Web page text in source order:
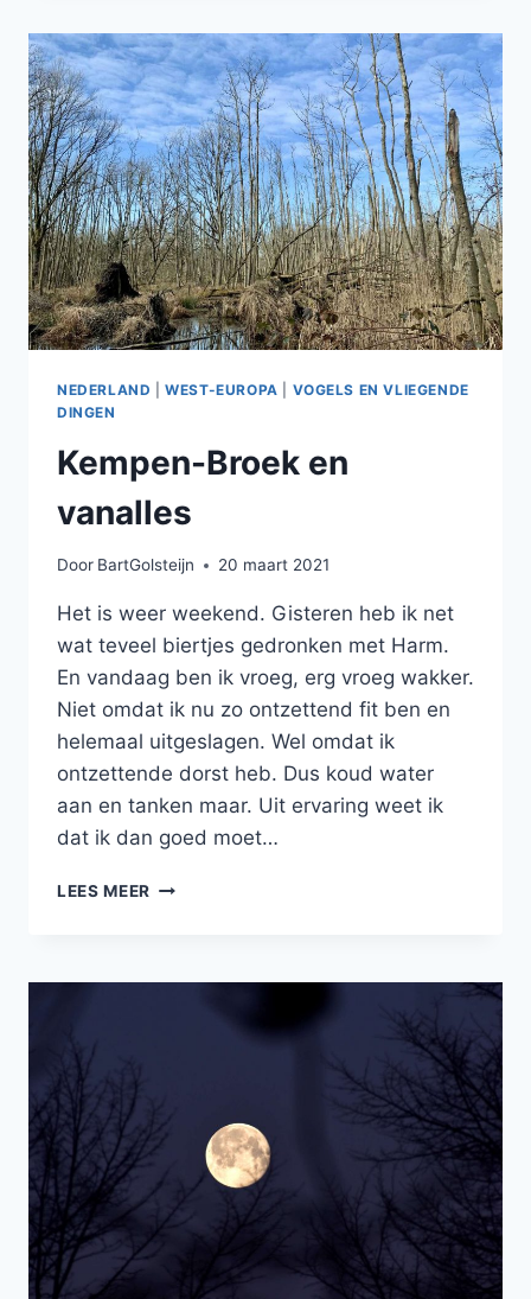
EN
DE
VELDEN
EROMHEEN
NEDERLAND |WEST-EUROPA
VOGELS EN VLIEGENDE
DINGEN
Kempen-Broek en
vanalles
Door BartGolsteijn 20 maart 2021
Het is weer weekend. Gisteren heb ik net
wat teveel biertjes gedronken met Harm.
En vandaag ben ik vroeg, erg vroeg wakker.
Niet omdat ik nu zo ontzettend fit ben en
helemaal uitgeslagen. Wel omdat ik
ontzettende dorst heb. Dus koud water
aan en tanken maar. Uit ervaring weet ik
dat ik dan goed moet…
LEES MEER KEMPEN-